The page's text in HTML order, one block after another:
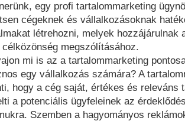
egy profi tartalommarketing
cégeknek és vállalkozásoknak
létrehozni, melyek hozzájárulnak
célközönség megszólításához.
mi is az a tartalommarketing
egy vállalkozás számára? A
hogy a cég saját, értékes és releváns
a potenciális ügyfeleinek az
Szemben a hagyományos